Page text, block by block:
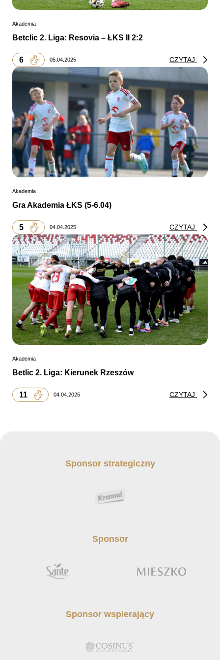
Akademia
Betclic 2. Liga: Resovia – ŁKS II 2:2
6 05.04.2025 CZYTAJ
Akademia
Gra Akademia ŁKS (5-6.04)
5 04.04.2025 CZYTAJ
Akademia
Betlic 2. Liga: Kierunek Rzeszów
11 04.04.2025 CZYTAJ
Sponsor strategiczny
Sponsor
Sponsor wspierający